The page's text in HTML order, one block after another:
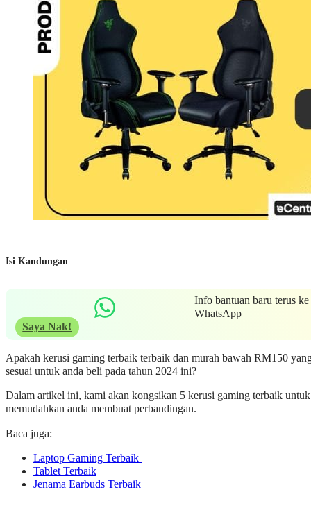
Isi Kandungan
Info bantuan baru terus ke
WhatsApp
Saya Nak!
Apakah kerusi gaming terbaik terbaik dan murah bawah RM150
sesuai untuk anda beli pada tahun 2024 ini?
Dalam artikel ini, kami akan kongsikan 5 kerusi gaming terbaik untuk
memudahkan anda membuat perbandingan.
Baca juga:
Laptop Gaming Terbaik
Tablet Terbaik
Jenama Earbuds Terbaik